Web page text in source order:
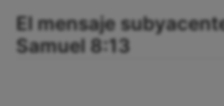
El mensaje
Samuel 8:13